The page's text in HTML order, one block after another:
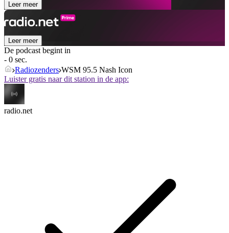
Leer meer
Leer meer
De podcast begint in
- 0 sec.
Radiozenders WSM 95.5 Nash Icon
Luister gratis naar dit station in de app:
radio.net